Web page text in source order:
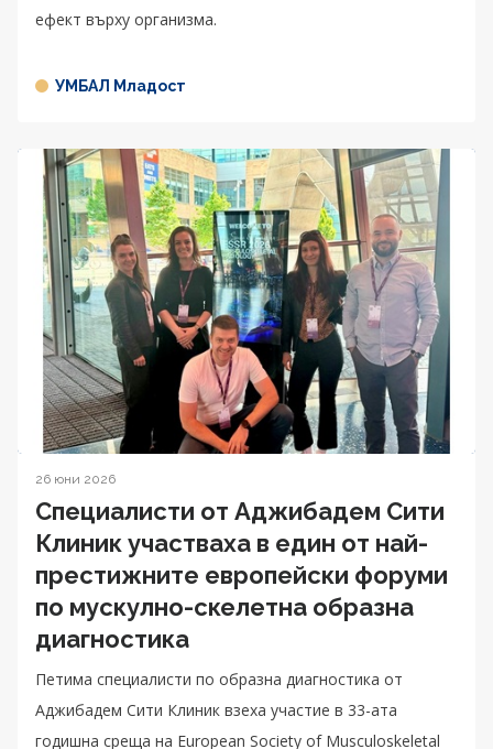
ефект върху организма.
УМБАЛ Младост
26 юни 2026
Специалисти от Аджибадем Сити
Клиник участваха в един от най-
престижните европейски форуми
по мускулно-скелетна образна
диагностика
Петима специалисти по образна диагностика от
Аджибадем Сити Клиник взеха участие в 33-ата
годишна среща на European Society of Musculoskeletal